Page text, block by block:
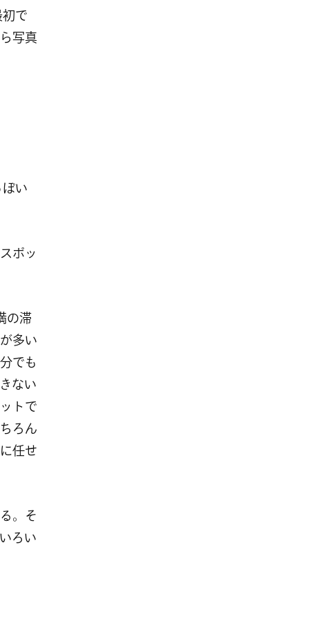
で
写真
い
ポッ
の滞
多い
でも
ない
トで
ろん
任せ
。そ
ろい